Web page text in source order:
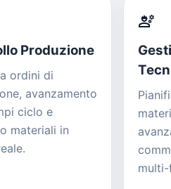
Produzione
ordini di
avanzamento
ciclo e
materiali in
engineering
multi-